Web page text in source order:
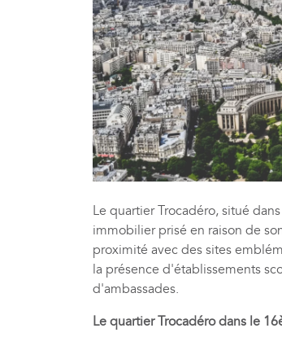
Le quartier Trocadéro, situé
immobilier prisé en raison de
proximité avec des sites
la présence d'établissements
d'ambassades.
Le quartier Trocadéro dans le